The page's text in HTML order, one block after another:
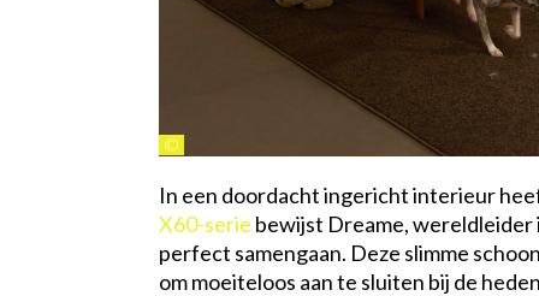
©
In een doordacht ingericht interieur
X60-serie bewijst Dreame,
perfect samengaan. Deze slimme
om moeiteloos aan te sluiten bij de